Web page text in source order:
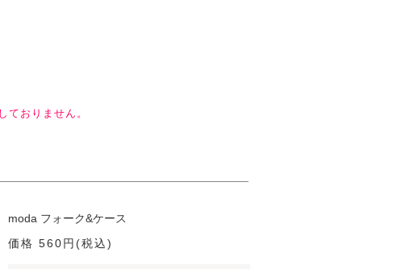
ておりません。
moda フォーク&ケース
価格 560円(税込)